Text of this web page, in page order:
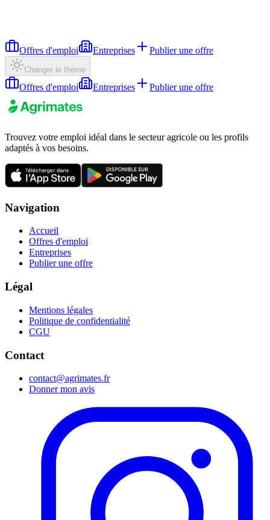
Offres d'emploi Entreprises Publier une offre
Changer le thème
Offres d'emploi Entreprises Publier une offre
Trouvez votre emploi idéal dans le secteur agricole ou les profils
adaptés à vos besoins.
Navigation
Accueil
Offres d'emploi
Entreprises
Publier une offre
Légal
Mentions légales
Politique de confidentialité
CGU
Contact
contact@agrimates.fr
Donner mon avis